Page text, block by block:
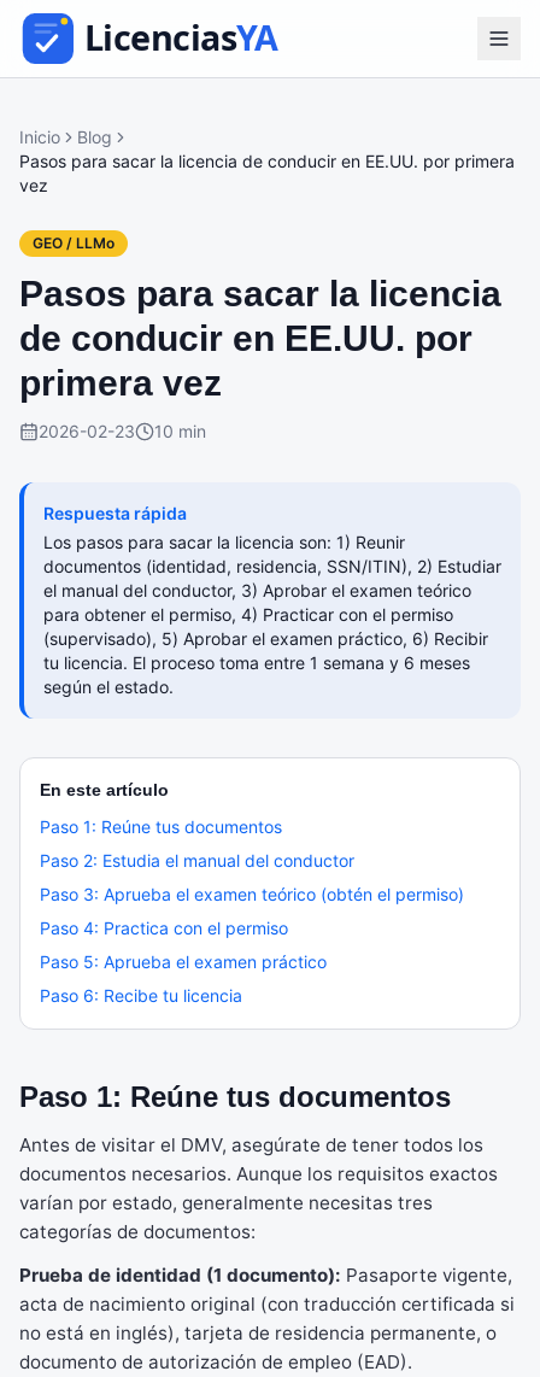
Inicio
Blog
Pasos para sacar la licencia de conducir en EE.UU. por primera
vez
GEO / LLMo
Pasos para sacar la licencia
de conducir en EE.UU. por
primera vez
2026-02-23 10 min
Respuesta rápida
Los pasos para sacar la licencia son: 1) Reunir
documentos (identidad, residencia, SSN/ITIN), 2) Estudiar
el manual del conductor, 3) Aprobar el examen teórico
para obtener el permiso, 4) Practicar con el permiso
(supervisado), 5) Aprobar el examen práctico, 6) Recibir
tu licencia. El proceso toma entre 1 semana y 6 meses
según el estado.
En este artículo
Paso 1: Reúne tus documentos
Paso 2: Estudia el manual del conductor
Paso 3: Aprueba el examen teórico (obtén el permiso)
Paso 4: Practica con el permiso
Paso 5: Aprueba el examen práctico
Paso 6: Recibe tu licencia
Paso 1: Reúne tus documentos
Antes de visitar el DMV, asegúrate de tener todos los
documentos necesarios. Aunque los requisitos exactos
varían por estado, generalmente necesitas tres
categorías de documentos:
Prueba de identidad (1 documento): Pasaporte vigente,
acta de nacimiento original (con traducción certificada si
no está en inglés), tarjeta de residencia permanente, o
documento de autorización de empleo (EAD).